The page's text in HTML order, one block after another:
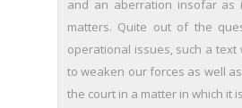
and an aberration insofar as
matters. Quite out of the
operational issues, such a text
to weaken our forces as well
the court in a matter in which it